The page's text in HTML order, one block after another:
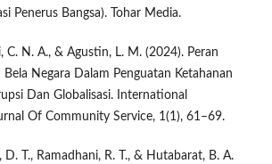
Penerus Bangsa). Tohar Media.
C. N. A., & Agustin, L. M. (2024). Peran
Negara Dalam Penguatan Ketahanan
Dan Globalisasi. International
Of Community Service, 1(1), 61–69.
D. T., Ramadhani, R. T., & Hutabarat, B. A.